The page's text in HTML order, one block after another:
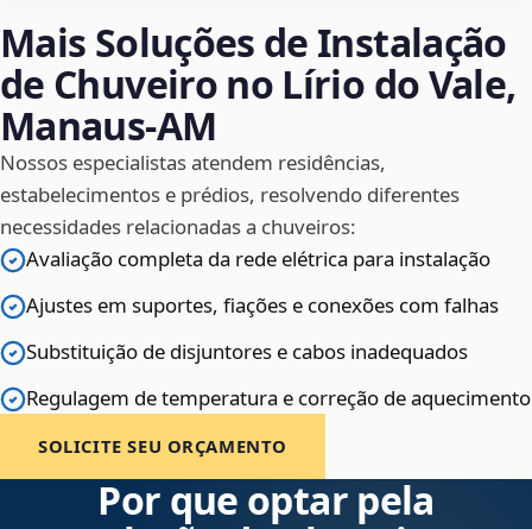
Mais Soluções de Instalação
de Chuveiro no Lírio do Vale,
Manaus‑AM
Nossos especialistas atendem residências,
estabelecimentos e prédios, resolvendo diferentes
necessidades relacionadas a chuveiros:
Avaliação completa da rede elétrica para instalação
Ajustes em suportes, fiações e conexões com falhas
Substituição de disjuntores e cabos inadequados
Regulagem de temperatura e correção de aquecimento
SOLICITE SEU ORÇAMENTO
Por que optar pela